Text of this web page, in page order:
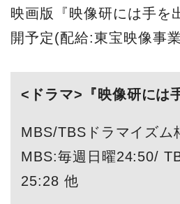
映画版『映像研には手を
開予定(配給:東宝映像事
<ドラマ>『映像研には
MBS/TBSドラマイズム
MBS:毎週日曜24:50/
25:28 他